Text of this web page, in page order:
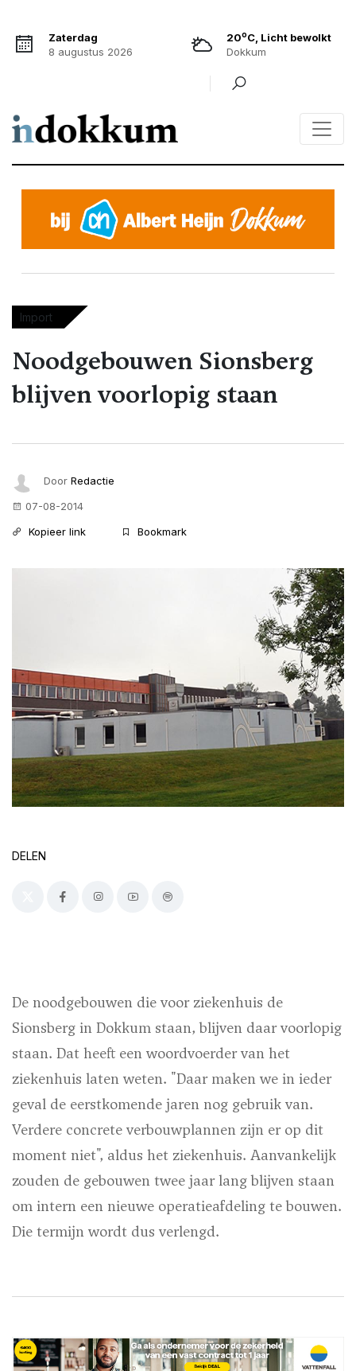
Zaterdag
8 augustus 2026
20oC, Licht bewolkt
Dokkum
Import
Noodgebouwen Sionsberg
blijven voorlopig staan
Door Redactie
07-08-2014
Kopieer link
Bookmark
DELEN
De noodgebouwen die voor ziekenhuis de
Sionsberg in Dokkum staan, blijven daar voorlopig
staan. Dat heeft een woordvoerder van het
ziekenhuis laten weten. "Daar maken we in ieder
geval de eerstkomende jaren nog gebruik van.
Verdere concrete verbouwplannen zijn er op dit
moment niet", aldus het ziekenhuis. Aanvankelijk
zouden de gebouwen twee jaar lang blijven staan
om intern een nieuwe operatieafdeling te bouwen.
Die termijn wordt dus verlengd.